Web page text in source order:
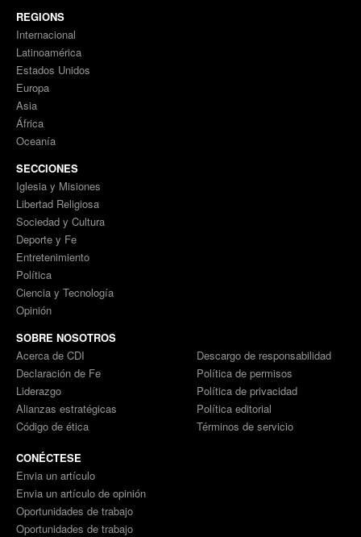
REGIONS
Internacional
Latinoamérica
Estados Unidos
Europa
Asia
África
Oceanía
SECCIONES
Iglesia y Misiones
Libertad Religiosa
Sociedad y Cultura
Deporte y Fe
Entretenimiento
Política
Ciencia y Tecnología
Opinión
SOBRE NOSOTROS
Acerca de CDI
Declaración de Fe
Liderazgo
Alianzas estratégicas
Código de ética
Descargo de responsabilidad
Política de permisos
Política de privacidad
Política editorial
Términos de servicio
CONÉCTESE
Envia un artículo
Envia un artículo de opinión
Oportunidades de trabajo
Oportunidades de trabajo